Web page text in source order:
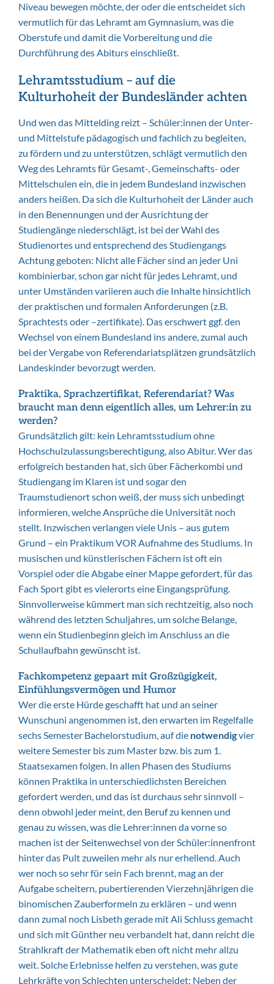
Niveau bewegen möchte, der oder die entscheidet sich
vermutlich für das Lehramt am Gymnasium, was die
Oberstufe und damit die Vorbereitung und die
Durchführung des Abiturs einschließt.
Lehramtsstudium – auf die
Kulturhoheit der Bundesländer achten
Und wen das Mittelding reizt – Schüler:innen der Unter-
und Mittelstufe pädagogisch und fachlich zu begleiten,
zu fördern und zu unterstützen, schlägt vermutlich den
Weg des Lehramts für Gesamt-, Gemeinschafts- oder
Mittelschulen ein, die in jedem Bundesland inzwischen
anders heißen. Da sich die Kulturhoheit der Länder auch
in den Benennungen und der Ausrichtung der
Studiengänge niederschlägt, ist bei der Wahl des
Studienortes und entsprechend des Studiengangs
Achtung geboten: Nicht alle Fächer sind an jeder Uni
kombinierbar, schon gar nicht für jedes Lehramt, und
unter Umständen variieren auch die Inhalte hinsichtlich
der praktischen und formalen Anforderungen (z.B.
Sprachtests oder –zertifikate). Das erschwert ggf. den
Wechsel von einem Bundesland ins andere, zumal auch
bei der Vergabe von Referendariatsplätzen grundsätzlich
Landeskinder bevorzugt werden.
Praktika, Sprachzertifikat, Referendariat? Was
braucht man denn eigentlich alles, um Lehrer:in zu
werden?
Grundsätzlich gilt: kein Lehramtsstudium ohne
Hochschulzulassungsberechtigung, also Abitur. Wer das
erfolgreich bestanden hat, sich über Fächerkombi und
Studiengang im Klaren ist und sogar den
Traumstudienort schon weiß, der muss sich unbedingt
informieren, welche Ansprüche die Universität noch
stellt. Inzwischen verlangen viele Unis – aus gutem
Grund – ein Praktikum VOR Aufnahme des Studiums. In
musischen und künstlerischen Fächern ist oft ein
Vorspiel oder die Abgabe einer Mappe gefordert, für das
Fach Sport gibt es vielerorts eine Eingangsprüfung.
Sinnvollerweise kümmert man sich rechtzeitig, also noch
während des letzten Schuljahres, um solche Belange,
wenn ein Studienbeginn gleich im Anschluss an die
Schullaufbahn gewünscht ist.
Fachkompetenz gepaart mit Großzügigkeit,
Einfühlungsvermögen und Humor
Wer die erste Hürde geschafft hat und an seiner
Wunschuni angenommen ist, den erwarten im Regelfalle
sechs Semester Bachelorstudium, auf die notwendigvier
weitere Semester bis zum Master bzw. bis zum 1.
Staatsexamen folgen. In allen Phasen des Studiums
können Praktika in unterschiedlichsten Bereichen
gefordert werden, und das ist durchaus sehr sinnvoll –
denn obwohl jeder meint, den Beruf zu kennen und
genau zu wissen, was die Lehrer:innen da vorne so
machen ist der Seitenwechsel von der Schüler:innenfront
hinter das Pult zuweilen mehr als nur erhellend. Auch
wer noch so sehr für sein Fach brennt, mag an der
Aufgabe scheitern, pubertierenden Vierzehnjährigen die
binomischen Zauberformeln zu erklären – und wenn
dann zumal noch Lisbeth gerade mit Ali Schluss gemacht
und sich mit Günther neu verbandelt hat, dann reicht die
Strahlkraft der Mathematik eben oft nicht mehr allzu
weit. Solche Erlebnisse helfen zu verstehen, was gute
Lehrkräfte von Schlechten unterscheidet: Neben der